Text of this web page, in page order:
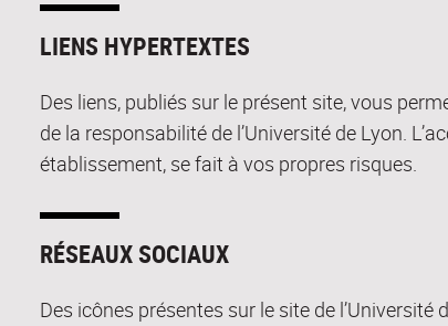
LIENS HYPERTEXTES
Des liens, publiés sur le présent site, vous
de la responsabilité de l’Université de Lyon.
établissement, se fait à vos propres risques.
RÉSEAUX SOCIAUX
Des icônes présentes sur le site de